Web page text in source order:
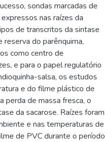
sondas marcadas de
nas raízes da
de transcritos da sintase
do parênquima,
como centro de
e para o papel regulatório
salsa, os estudos
e do filme plástico de
perda de massa fresca, o
da sacarose. Raízes foram
e nas temperaturas de
de PVC durante o período